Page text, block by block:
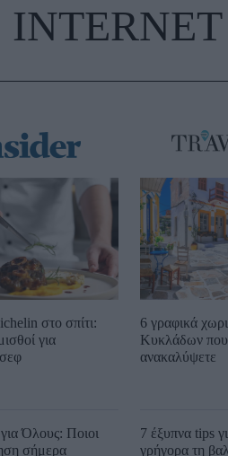
INTERNET
στο σπίτι:
για
Όλους: Ποιοι
σήμερα
6 γραφικά
Κυκλάδων που
ανακαλύψετε
7 έξυπνα tips
γρήγορα τη